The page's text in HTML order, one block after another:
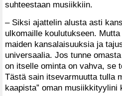
suhteestaan musiikkiin.
– Siksi ajattelin alusta asti
ulkomaille koulutukseen.
maiden kansalaisuuksia ja
universaalia. Jos tunne
on itselle ominta on vahva, se
Tästä sain itsevarmuutta tulla
kaapista” oman musiikkityylini